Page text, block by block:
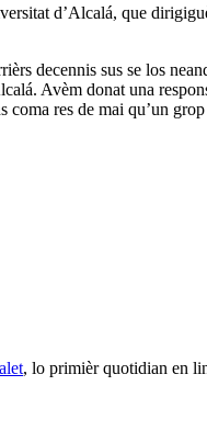
d’Alcalá, que
decennis sus se los
Avèm donat una
res de mai qu’un
, lo primièr quotidian en